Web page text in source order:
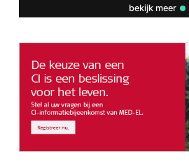
bekijk meer